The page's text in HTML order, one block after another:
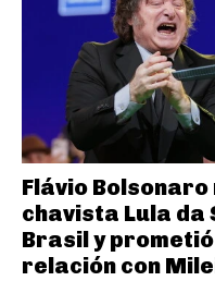
Flávio
chavista Lula da
Brasil y
relación con